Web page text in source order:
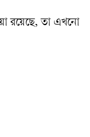
রয়েছে, তা এখনো